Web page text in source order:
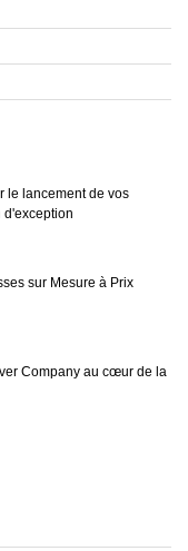
le lancement de vos
d'exception
sur Mesure à Prix
Company au cœur de la